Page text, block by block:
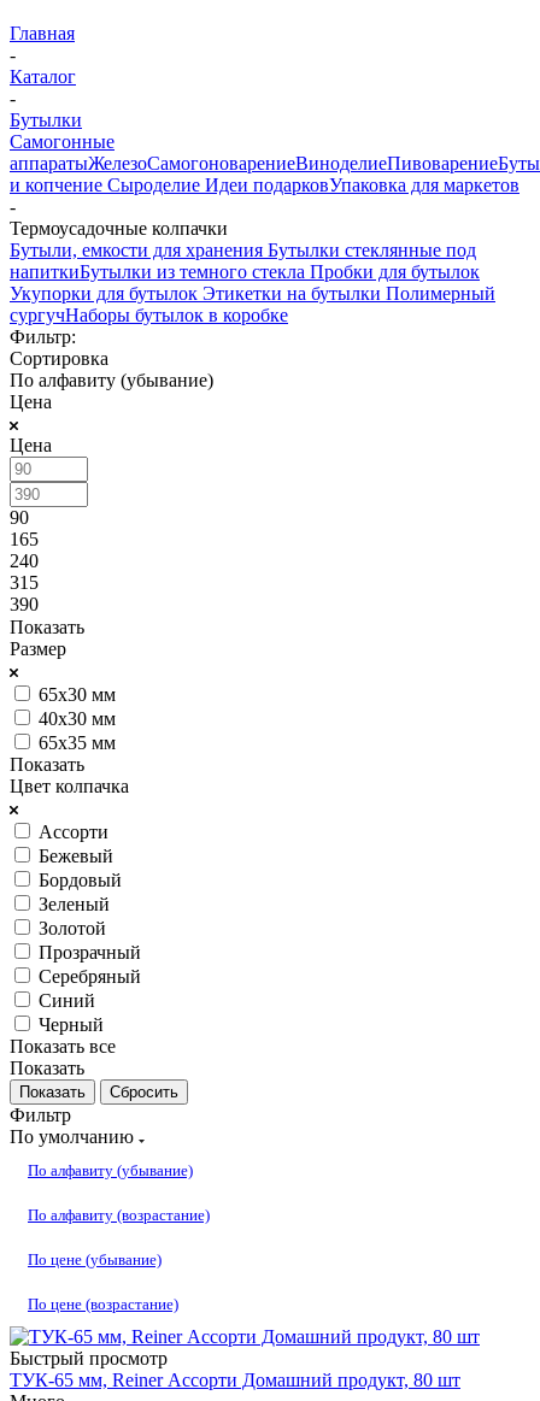
Главная
-
Каталог
-
Бутылки
Самогонные
аппаратыЖелезоСамогоноварениеВиноделиеПивоварение
и копчение Сыроделие Идеи подарковУпаковка для маркетов
-
Термоусадочные колпачки
Бутыли, емкости для хранения Бутылки стеклянные под
напиткиБутылки из темного стекла Пробки для бутылок
Укупорки для бутылок Этикетки на бутылки Полимерный
сургучНаборы бутылок в коробке
Фильтр:
Сортировка
По алфавиту (убывание)
Цена
Цена
90
165
240
315
390
Показать
Размер
65x30 мм
40x30 мм
65x35 мм
Показать
Цвет колпачка
Ассорти
Бежевый
Бордовый
Зеленый
Золотой
Прозрачный
Серебряный
Синий
Черный
Показать все
Показать
Сбросить
Фильтр
По умолчанию
По алфавиту (убывание)
По алфавиту (возрастание)
По цене (убывание)
По цене (возрастание)
Быстрый просмотр
ТУК-65 мм, Reiner Ассорти Домашний продукт, 80 шт